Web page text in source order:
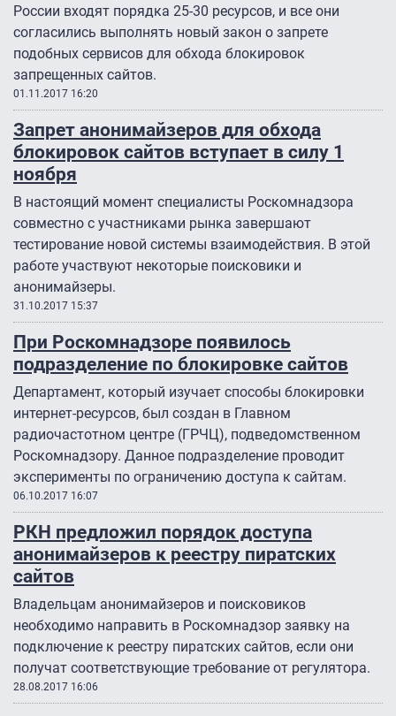
России входят порядка 25-30 ресурсов, и все они
согласились выполнять новый закон о запрете
подобных сервисов для обхода блокировок
запрещенных сайтов.
01.11.2017 16:20
Запрет анонимайзеров для обхода
блокировок сайтов вступает в силу 1
ноября
В настоящий момент специалисты Роскомнадзора
совместно с участниками рынка завершают
тестирование новой системы взаимодействия. В этой
работе участвуют некоторые поисковики и
анонимайзеры.
31.10.2017 15:37
При Роскомнадзоре появилось
подразделение по блокировке сайтов
Департамент, который изучает способы блокировки
интернет-ресурсов, был создан в Главном
радиочастотном центре (ГРЧЦ), подведомственном
Роскомнадзору. Данное подразделение проводит
эксперименты по ограничению доступа к сайтам.
06.10.2017 16:07
РКН предложил порядок доступа
анонимайзеров к реестру пиратских
сайтов
Владельцам анонимайзеров и поисковиков
необходимо направить в Роскомнадзор заявку на
подключение к реестру пиратских сайтов, если они
получат соответствующие требование от регулятора.
28.08.2017 16:06